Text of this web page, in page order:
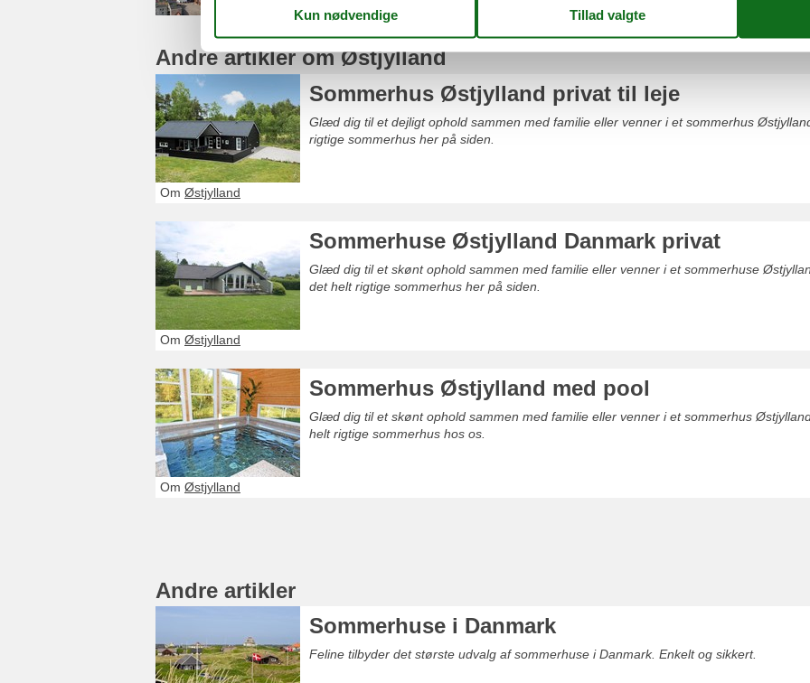
Andre artikler om Østjylland
Sommerhus Østjylland privat til leje
Glæd dig til et dejligt ophold sammen med familie eller venner i et sommerhus
rigtige sommerhus her på siden.
Om Østjylland
Sommerhuse Østjylland Danmark privat
Glæd dig til et skønt ophold sammen med familie eller venner i et sommerhuse
det helt rigtige sommerhus her på siden.
Om Østjylland
Sommerhus Østjylland med pool
Glæd dig til et skønt ophold sammen med familie eller venner i et sommerhus
helt rigtige sommerhus hos os.
Om Østjylland
Andre artikler
Sommerhuse i Danmark
Feline tilbyder det største udvalg af sommerhuse i Danmark. Enkelt og sikkert.